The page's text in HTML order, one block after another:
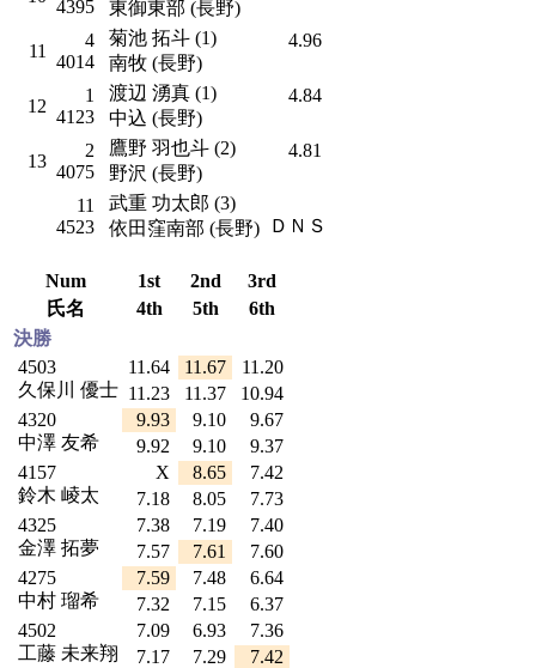
4395 東御東部 (長野)
11
4
4014
菊池 拓斗 (1)
南牧 (長野)
4.96
12
1
4123
渡辺 湧真 (1)
中込 (長野)
4.84
13
2
4075
鷹野 羽也斗 (2)
野沢 (長野)
4.81
11
4523
武重 功太郎 (3)
依田窪南部 (長野)
ＤＮＳ
Num 1st 2nd
3rd
氏名
4th 5th
6th
決勝
4503
久保川 優士
11.64 11.67
11.20
11.23
11.37
10.94
4320
中澤 友希
9.93 9.10
9.67
9.92
9.10
9.37
4157
鈴木 崚太
X 8.65
7.42
7.18
8.05
7.73
4325
金澤 拓夢
7.38 7.19
7.40
7.57
7.61
7.60
4275
中村 瑠希
7.59 7.48
6.64
7.32
7.15
6.37
4502
工藤 未来翔
7.09 6.93
7.36
7.17
7.29
7.42